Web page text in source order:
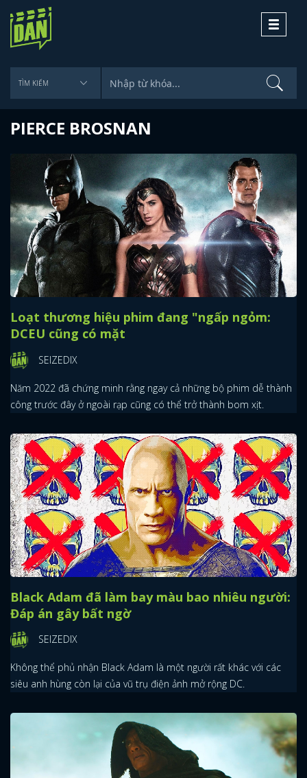
Toggle
PIERCE BROSNAN
Loạt thương hiệu phim đang "ngấp ngỏm:
DCEU cũng có mặt
SEIZEDIX
Năm 2022 đã chứng minh rằng ngay cả những bộ phim dễ thành
công trước đây ở ngoài rạp cũng có thể trở thành bom xịt.
Black Adam đã làm bay màu bao nhiêu người:
Đáp án gây bất ngờ
SEIZEDIX
Không thể phủ nhận Black Adam là một người rất khác với các
siêu anh hùng còn lại của vũ trụ điện ảnh mở rộng DC.